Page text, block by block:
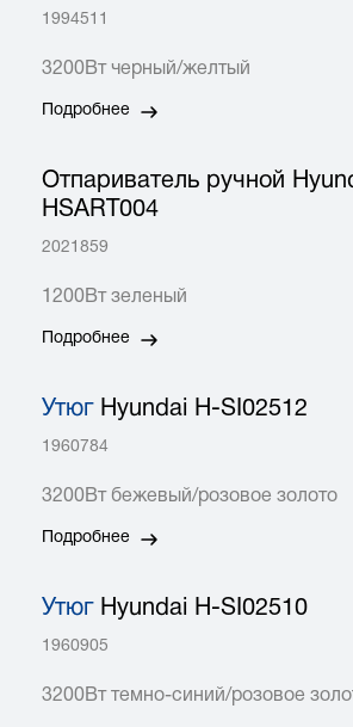
1994511
3200Вт черный/желтый
Подробнее
Отпариватель ручной
HSART004
2021859
1200Вт зеленый
Подробнее
УтюгHyundai H-SI02512
1960784
3200Вт бежевый/розовое золото
Подробнее
УтюгHyundai H-SI02510
1960905
3200Вт темно-синий/розовое